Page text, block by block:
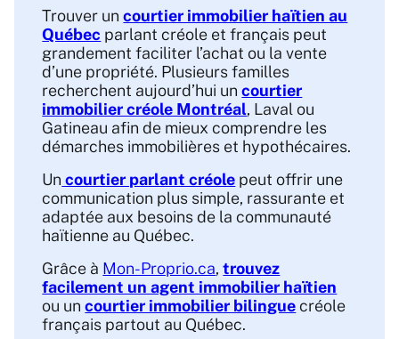
Trouver uncourtier immobilier haïtien au
Québec parlant créole et français peut
grandement faciliter l’achat ou la vente
d’une propriété. Plusieurs familles
recherchent aujourd’hui uncourtier
immobilier créole Montréal, Laval ou
Gatineau afin de mieux comprendre les
démarches immobilières et hypothécaires.
Un courtier parlant créole peut offrir une
communication plus simple, rassurante et
adaptée aux besoins de la communauté
haïtienne au Québec.
Grâce à Mon-Proprio.ca,trouvez
facilement un agent immobilier haïtien
ou uncourtier immobilier bilinguecréole
français partout au Québec.